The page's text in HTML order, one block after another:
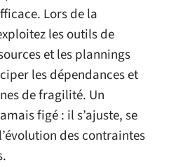
Lors de la
les outils de
et les plannings
les dépendances et
de fragilité. Un
figé : il s’ajuste, se
des contraintes